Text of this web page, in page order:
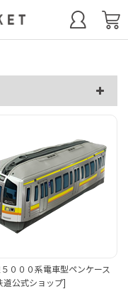
０００系電車型ペンケース
道公式ショップ]